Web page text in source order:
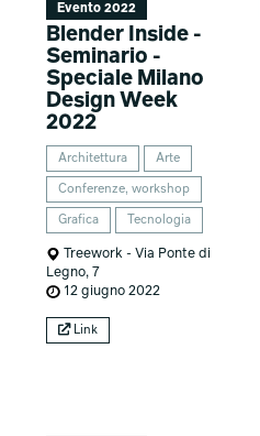
Evento 2022
Blender Inside -
Seminario -
Speciale Milano
Design Week
2022
Architettura Arte
Conferenze, workshop
Grafica Tecnologia
Treework - Via Ponte di
Legno, 7
12 giugno 2022
Link